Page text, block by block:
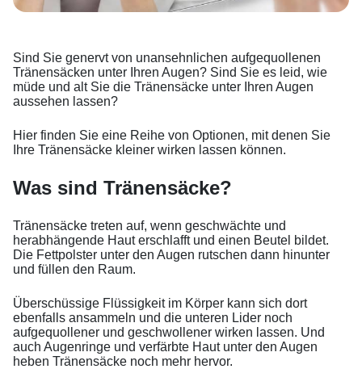
Sind Sie genervt von unansehnlichen aufgequollenen
Tränensäcken unter Ihren Augen? Sind Sie es leid, wie
müde und alt Sie die Tränensäcke unter Ihren Augen
aussehen lassen?
Hier finden Sie eine Reihe von Optionen, mit denen Sie
Ihre Tränensäcke kleiner wirken lassen können.
Was sind Tränensäcke?
Tränensäcke treten auf, wenn geschwächte und
herabhängende Haut erschlafft und einen Beutel bildet.
Die Fettpolster unter den Augen rutschen dann hinunter
und füllen den Raum.
Überschüssige Flüssigkeit im Körper kann sich dort
ebenfalls ansammeln und die unteren Lider noch
aufgequollener und geschwollener wirken lassen. Und
auch Augenringe und verfärbte Haut unter den Augen
heben Tränensäcke noch mehr hervor.